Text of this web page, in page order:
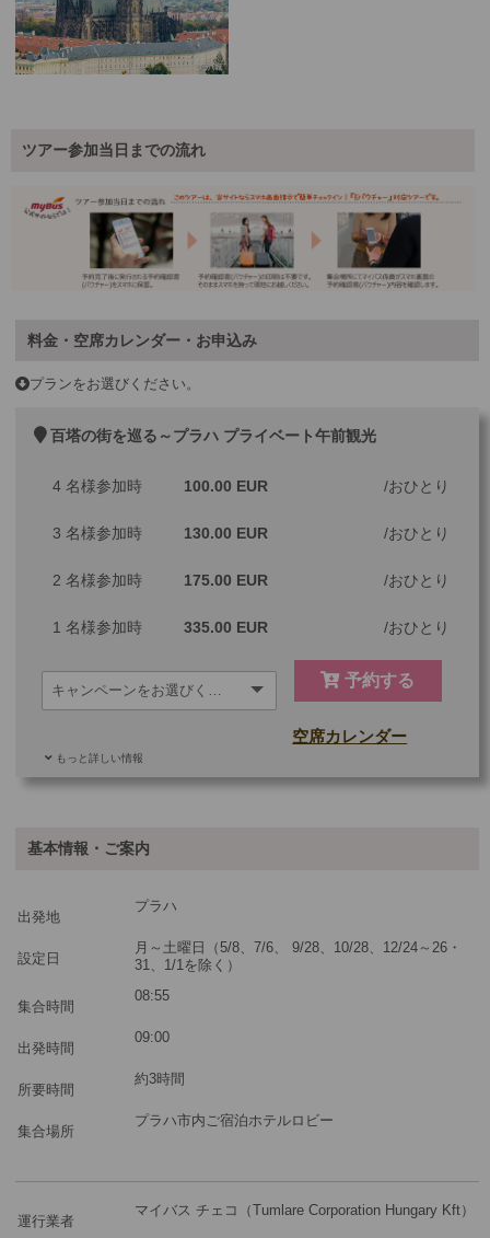
ツアー参加当日までの流れ
料金・空席カレンダー・お申込み
プランをお選びください。
百塔の街を巡る～プラハ プライベート午前観光
4 名様参加時 100.00 EUR おひとり
3 名様参加時 130.00 EUR おひとり
2 名様参加時 175.00 EUR おひとり
1 名様参加時 335.00 EUR おひとり
予約する
もっと詳しい情報
空席カレンダー
ツアーコード
基本情報・ご案内
出発地
プラハ
設定日
月～土曜日（5/8、7/6、 9/28、10/28、12/24～26・
31、1/1を除く）
集合時間
08:55
出発時間
09:00
所要時間
約3時間
集合場所
プラハ市内ご宿泊ホテルロビー
運行業者
マイバス チェコ（Tumlare Corporation Hungary Kft）